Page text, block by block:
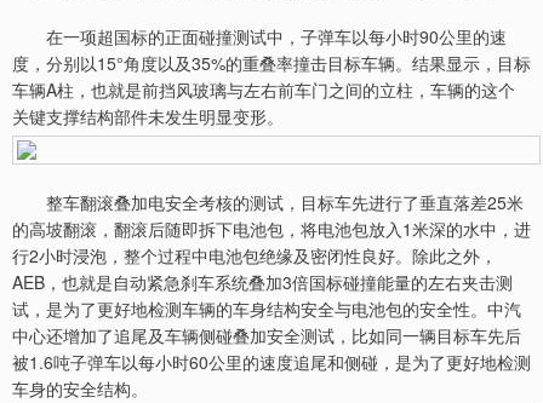
在一项超国标的正面碰撞测试中，子弹车以每小时90公里的速
度，分别以15°角度以及35%的重叠率撞击目标车辆。结果显示，目标
车辆A柱，也就是前挡风玻璃与左右前车门之间的立柱，车辆的这个
关键支撑结构部件未发生明显变形。
整车翻滚叠加电安全考核的测试，目标车先进行了垂直落差25米
的高坡翻滚，翻滚后随即拆下电池包，将电池包放入1米深的水中，进
行2小时浸泡，整个过程中电池包绝缘及密闭性良好。除此之外，
AEB，也就是自动紧急刹车系统叠加3倍国标碰撞能量的左右夹击测
试，是为了更好地检测车辆的车身结构安全与电池包的安全性。中汽
中心还增加了追尾及车辆侧碰叠加安全测试，比如同一辆目标车先后
被1.6吨子弹车以每小时60公里的速度追尾和侧碰，是为了更好地检测
车身的安全结构。